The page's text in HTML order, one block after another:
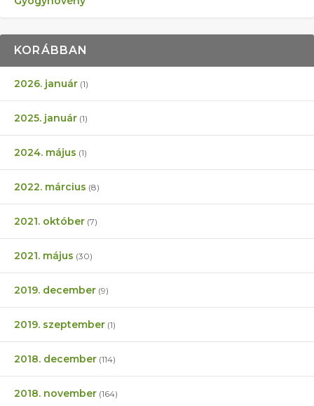
KORÁBBAN
2026. január (1)
2025. január (1)
2024. május (1)
2022. március (8)
2021. október (7)
2021. május (30)
2019. december (9)
2019. szeptember (1)
2018. december (114)
2018. november (164)